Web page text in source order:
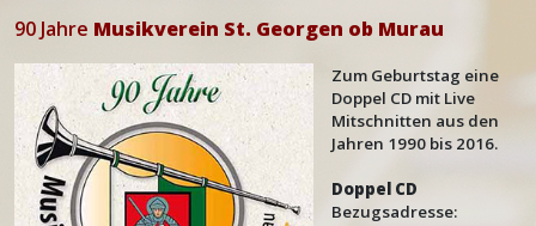
90 Jahre Musikverein St. Georgen ob Murau
Zum Geburtstag eine
Doppel CD mit Live
Mitschnitten aus den
Jahren 1990 bis 2016.
Doppel CD
Bezugsadresse: